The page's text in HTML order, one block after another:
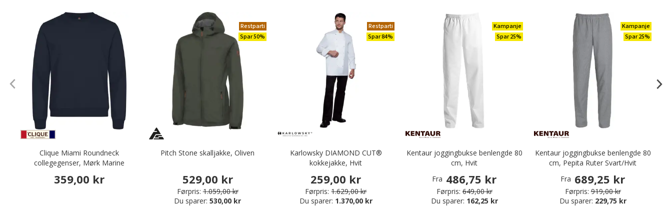
Clique Miami Roundneck
collegegenser, Mørk Marine
359,00 kr
Restparti
Spar 50%
Pitch Stone skalljakke, Oliven
529,00 kr
Førpris: 1.059,00 kr
Du sparer:530,00 kr
Restparti
Spar 84%
Karlowsky DIAMOND CUT®
kokkejakke, Hvit
259,00 kr
Førpris: 1.629,00 kr
Du sparer: 1.370,00 kr
Kampanje
Spar 25%
Kentaur joggingbukse benlengde 80
cm, Hvit
Fra 486,75 kr
Førpris: 649,00 kr
Du sparer: 162,25 kr
Kampanje
Spar 25%
Kentaur joggingbukse benlengde 80
cm, Pepita Ruter Svart/Hvit
Fra 689,25 kr
Førpris: 919,00 kr
Du sparer: 229,75 kr